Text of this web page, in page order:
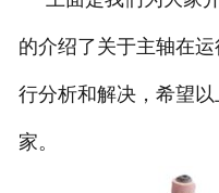
的介绍了关于主轴在
行分析和解决，希望
家。